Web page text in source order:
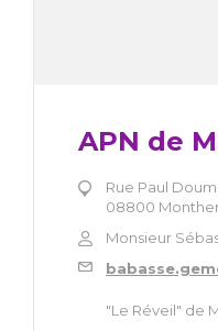
APN de
Rue Paul
08800
Monsieur
"Le Réveil" de